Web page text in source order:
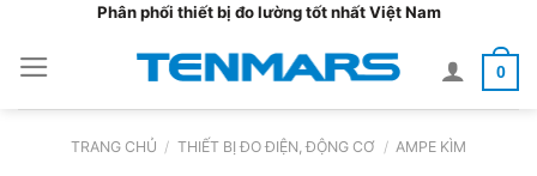
nội
dung
Phân phối thiết bị đo lường tốt nhất Việt Nam
0
TRANG CHỦ / THIẾT BỊ ĐO ĐIỆN, ĐỘNG CƠ / AMPE KÌM